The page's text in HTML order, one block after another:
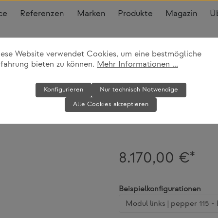
Referenzen Marken Produkte Magazin
Sofasystem
8.170,00 €*
Beispielkonfigurationen
Website verwendet Cookies, um eine bestmögliche
bieten zu können. Mehr Informationen ...
Nur technisch Notwendige
Konfigurieren
Alle Cookies akzeptieren